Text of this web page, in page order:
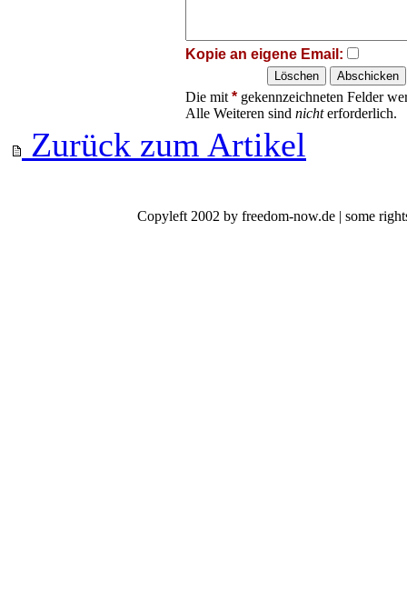
Kopie an eigene Email:
Die mit *gekennzeichneten Felder
Alle Weiteren sind nichterforderlich.
Zurück zum Artikel
Copyleft 2002 by freedom-now.de | some